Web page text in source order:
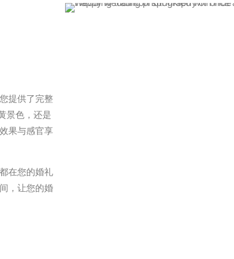
提供了完整
景色，还是
果与感官享
在您的婚礼
，让您的婚